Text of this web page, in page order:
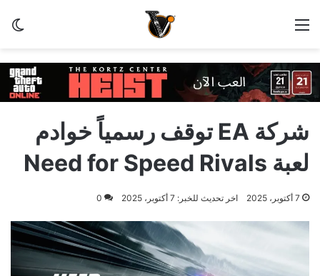
القائمة
شركة EA توقف رسمياً خوادم
لعبة Need for Speed Rivals
7 أكتوبر، 2025 اخر تحديث للخبر: 7 أكتوبر، 2025 0